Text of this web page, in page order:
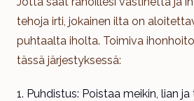
tehoja irti, jokainen ilta on
puhtaalta iholta. Toimiva
tässä järjestyksessä:
Puhdistus: Poistaa meikin, lian